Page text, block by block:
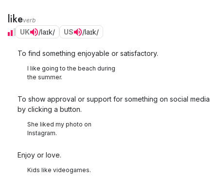
likeverb
UK /laɪk/ US /laɪk/
To find something enjoyable or satisfactory.
I like going to the beach during
the summer.
To show approval or support for something on social media
by clicking a button.
She liked my photo on
Instagram.
Enjoy or love.
Kids like videogames.